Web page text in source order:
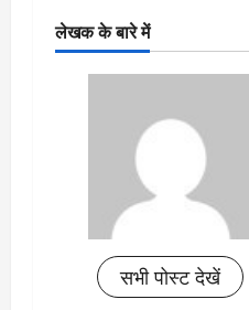
लेखक के बारे में
सभी पोस्ट देखें